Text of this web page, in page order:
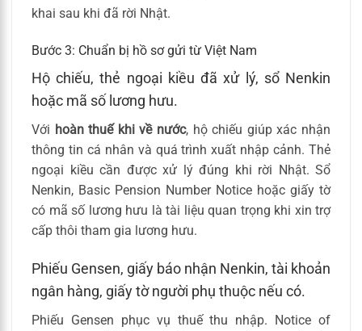
khai sau khi đã rời Nhật.
Bước 3: Chuẩn bị hồ sơ gửi từ Việt Nam
Hộ chiếu, thẻ ngoại kiều đã xử lý, sổ Nenkin
hoặc mã số lương hưu.
Với hoàn thuế khi về nước, hộ chiếu giúp xác nhận
thông tin cá nhân và quá trình xuất nhập cảnh. Thẻ
ngoại kiều cần được xử lý đúng khi rời Nhật. Sổ
Nenkin, Basic Pension Number Notice hoặc giấy tờ
có mã số lương hưu là tài liệu quan trọng khi xin trợ
cấp thôi tham gia lương hưu.
Phiếu Gensen, giấy báo nhận Nenkin, tài khoản
ngân hàng, giấy tờ người phụ thuộc nếu có.
Phiếu Gensen phục vụ thuế thu nhập. Notice of